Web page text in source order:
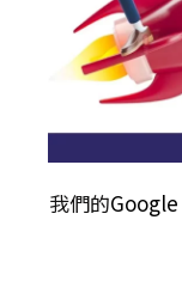
我們的Google